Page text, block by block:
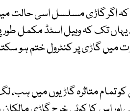
اگر گاڑی مسلسل اسی حالت میں
یہاں تک کہ وہیل اسٹڈ مکمل
گاڑی پر کنٹرول ختم ہو
متاثرہ گاڑیوں میں ہب،